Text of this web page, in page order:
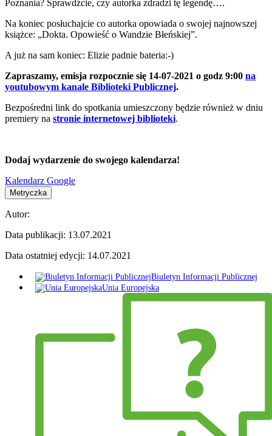
Poznania? Sprawdźcie, czy autorka zdradzi tę legendę….
Na koniec posłuchajcie co autorka opowiada o swojej najnowszej
książce: „Dokta. Opowieść o Wandzie Błeńskiej”.
A już na sam koniec: Elizie padnie bateria:-)
Zapraszamy, emisja rozpocznie się 14-07-2021 o godz 9:00 na
youtubowym kanale Biblioteki Publicznej.
Bezpośredni link do spotkania umieszczony będzie również w dniu
premiery na stronie internetowej biblioteki.
Dodaj wydarzenie do swojego kalendarza!
Kalendarz Google
Metryczka
Autor:
Data publikacji: 13.07.2021
Data ostatniej edycji: 14.07.2021
Biuletyn Informacji Publicznej
Unia Europejska